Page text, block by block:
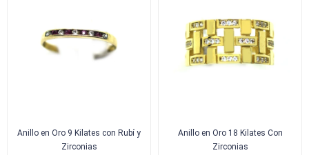
Anillo en Oro 9 Kilates con Rubí y
Zirconias
Anillo en Oro 18 Kilates Con
Zirconias